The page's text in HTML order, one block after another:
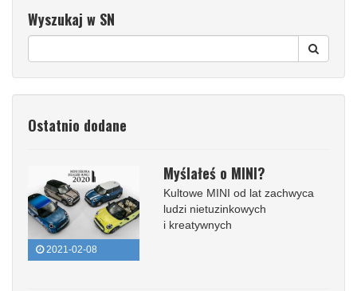
Wyszukaj w SN
Ostatnio dodane
2021-02-08
Myślałeś o MINI?
Kultowe MINI od lat zachwyca
ludzi nietuzinkowych
i kreatywnych